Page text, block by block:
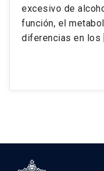
excesivo de
función, el
diferencias en los